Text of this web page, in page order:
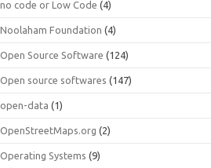
no code or Low Code (4)
Noolaham Foundation (4)
Open Source Software (124)
Open source softwares (147)
open-data (1)
OpenStreetMaps.org (2)
Operating Systems (9)